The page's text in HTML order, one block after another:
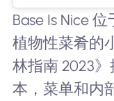
Base Is Nice
植物性菜肴的
林指南 2023》
本，菜单和内